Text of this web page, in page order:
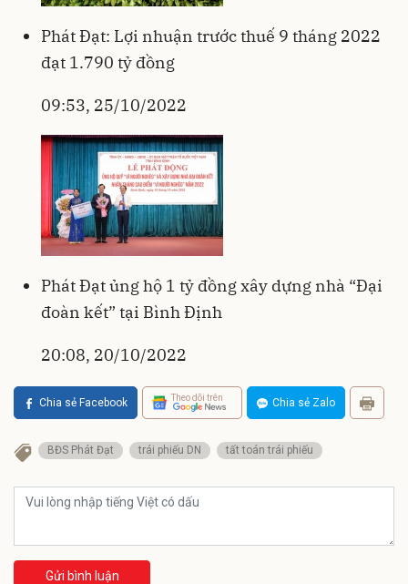
Phát Đạt: Lợi nhuận trước thuế 9 tháng 2022
đạt 1.790 tỷ đồng
09:53, 25/10/2022
Phát Đạt ủng hộ 1 tỷ đồng xây dựng nhà “Đại
đoàn kết” tại Bình Định
20:08, 20/10/2022
Chia sẻ Facebook Theo dõi trên Chia sẻ Zalo
BĐS Phát Đạt trái phiếu DN tất toán trái phiếu
Gửi bình luận